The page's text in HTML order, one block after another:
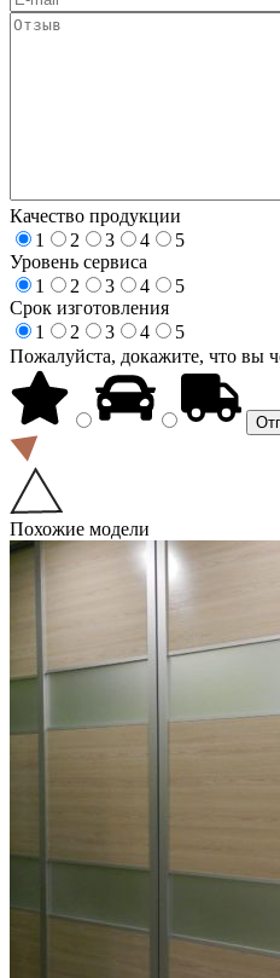
Качество продукции
1
2 3 4
5
Уровень сервиса
1
2 3 4
5
Срок изготовления
1
2 3 4
5
Пожалуйста, докажите, что вы
Похожие модели